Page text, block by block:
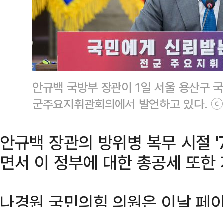
안규백 국방부 장관이 1일 서울 용산구
군주요지휘관회의에서 발언하고 있다.
안규백 장관의 방위병 복무 시절
면서 이 정부에 대한 총공세 또한
나경원 국민의힘 의원은 이날 페